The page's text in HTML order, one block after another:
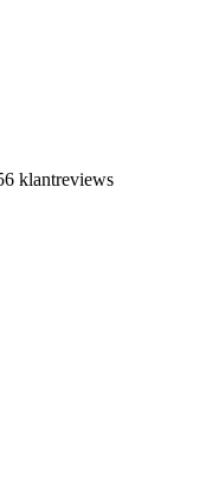
klantreviews